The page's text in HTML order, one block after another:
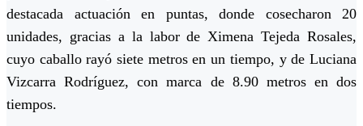
destacada actuación en puntas, donde cosecharon 20
unidades, gracias a la labor de Ximena Tejeda Rosales,
cuyo caballo rayó siete metros en un tiempo, y de Luciana
Vizcarra Rodríguez, con marca de 8.90 metros en dos
tiempos.